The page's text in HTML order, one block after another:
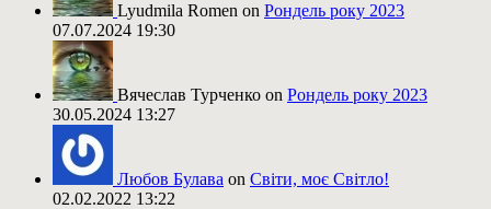
Lyudmila Romen on Рондель року 2023
07.07.2024 19:30
Вячеслав Турченко on Рондель року 2023
30.05.2024 13:27
Любов Булава on Світи, моє Світло!
02.02.2022 13:22